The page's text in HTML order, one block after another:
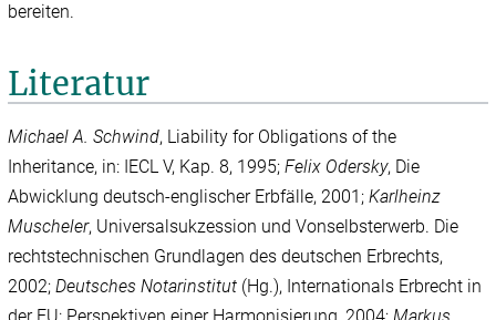
bereiten.
Literatur
Michael A. Schwind, Liability for Obligations of the
Inheritance, in: IECL V, Kap. 8, 1995;Felix Odersky, Die
Abwicklung deutsch-englischer Erbfälle, 2001;Karlheinz
Muscheler, Universalsukzession und Vonselbsterwerb. Die
rechtstechnischen Grundlagen des deutschen Erbrechts,
2002;Deutsches Notarinstitut (Hg.), Internationals Erbrecht in